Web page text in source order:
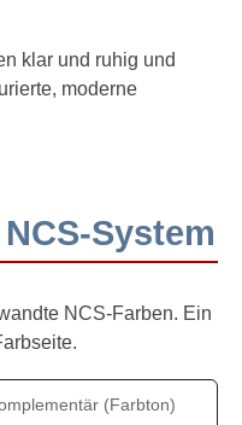
klar und ruhig und
moderne
System
NCS-Farben. Ein
(Farbton)